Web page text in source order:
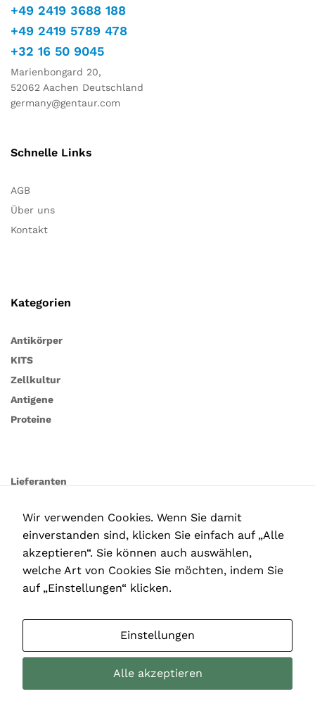
+49 2419 3688 188
+49 2419 5789 478
+32 16 50 9045
Marienbongard 20,
52062 Aachen Deutschland
germany@gentaur.com
Schnelle Links
AGB
Über uns
Kontakt
Kategorien
Antikörper
KITS
Zellkultur
Antigene
Proteine
Lieferanten
Copyright © 2025
Wir verwenden Cookies. Wenn Sie damit
einverstanden sind, klicken Sie einfach auf „Alle
akzeptieren“. Sie können auch auswählen,
welche Art von Cookies Sie möchten, indem Sie
auf „Einstellungen“ klicken.
Einstellungen
Alle akzeptieren
Statistiken
In order for
functionality
and
based on
how the
website is